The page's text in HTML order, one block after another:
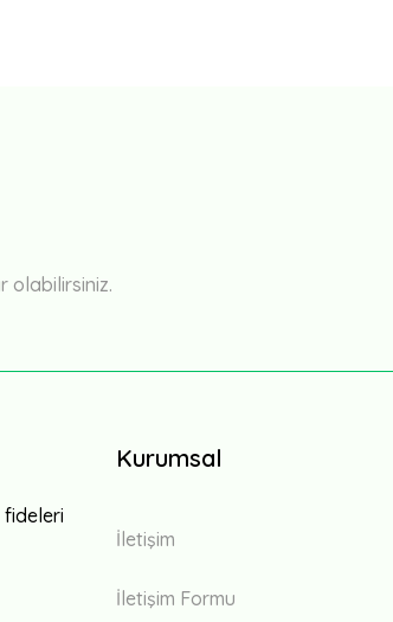
olabilirsiniz.
fideleri
Kurumsal
İletişim
İletişim Formu